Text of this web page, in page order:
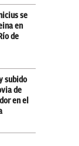
se
en
de
subido
de
en el